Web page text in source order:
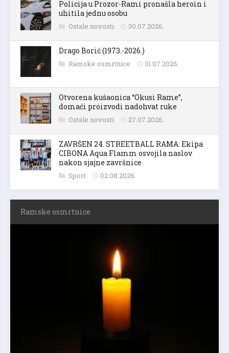
Policija u Prozor-Rami pronašla heroin i
uhitila jednu osobu
Ostale novosti 30.07.2026.
Drago Borić (1973.-2026.)
Ramske osmrtnice 31.07.2026.
Otvorena kušaonica “Okusi Rame”,
domaći proizvodi nadohvat ruke
Ostale novosti 27.07.2026.
ZAVRŠEN 24. STREETBALL RAMA: Ekipa
CIBONA Aqua Flamm osvojila naslov
nakon sjajne završnice
Sport 02.08.2026.
Ramske osmrtnice